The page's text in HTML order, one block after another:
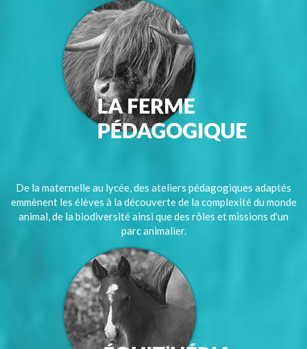
De la maternelle au lycée, des ateliers pédagogiques adaptés
emmènent les élèves à la découverte de la complexité du monde
animal, de la biodiversité ainsi que des rôles et missions d'un
parc animalier.